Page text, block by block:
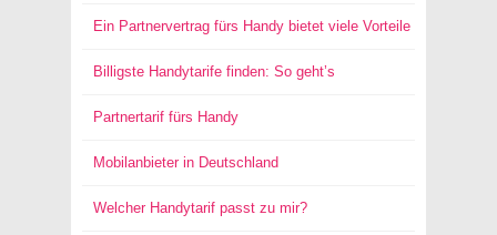
Ein Partnervertrag fürs Handy bietet viele Vorteile
Billigste Handytarife finden: So geht’s
Partnertarif fürs Handy
Mobilanbieter in Deutschland
Welcher Handytarif passt zu mir?